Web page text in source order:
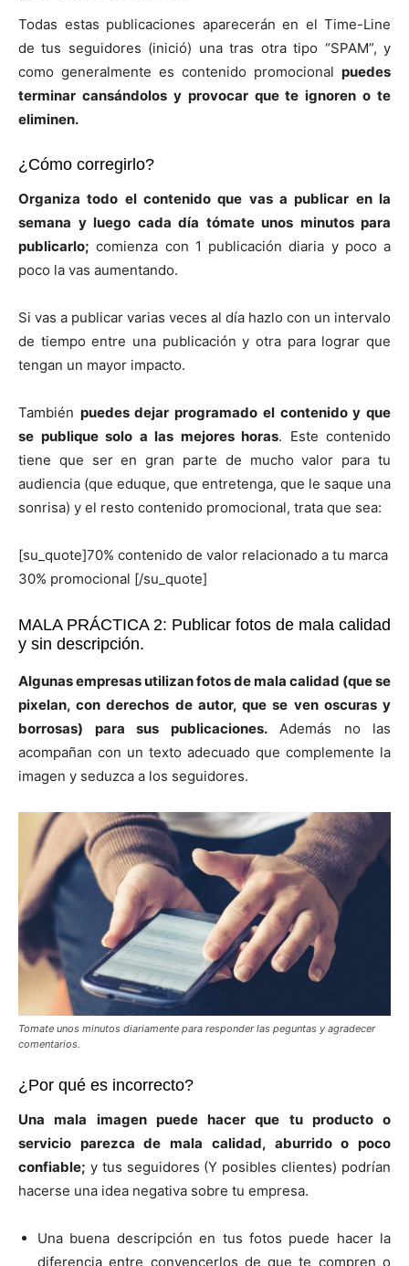
Todas estas publicaciones aparecerán en el Time-Line
de tus seguidores (inició) una tras otra tipo “SPAM”, y
como generalmente es contenido promocional puedes
terminar cansándolos y provocar que te ignoren o te
eliminen.
¿Cómo corregirlo?
Organiza todo el contenido que vas a publicar en la
semana y luego cada día tómate unos minutos para
publicarlo; comienza con 1 publicación diaria y poco a
poco la vas aumentando.
Si vas a publicar varias veces al día hazlo con un intervalo
de tiempo entre una publicación y otra para lograr que
tengan un mayor impacto.
También puedes dejar programado el contenido y que
se publique solo a las mejores horas. Este contenido
tiene que ser en gran parte de mucho valor para tu
audiencia (que eduque, que entretenga, que le saque una
sonrisa) y el resto contenido promocional, trata que sea:
[su_quote]70% contenido de valor relacionado a tu marca
30% promocional [/su_quote]
MALA PRÁCTICA 2: Publicar fotos de mala calidad
y sin descripción.
Algunas empresas utilizan fotos de mala calidad (que se
pixelan, con derechos de autor, que se ven oscuras y
borrosas) para sus publicaciones.Además no las
acompañan con un texto adecuado que complemente la
imagen y seduzca a los seguidores.
Tomate unos minutos diariamente para responder las peguntas y agradecer
comentarios.
¿Por qué es incorrecto?
Una mala imagen puede hacer que tu producto o
servicio parezca de mala calidad, aburrido o poco
confiable; y tus seguidores (Y posibles clientes) podrían
hacerse una idea negativa sobre tu empresa.
Una buena descripción en tus fotos puede hacer la
diferencia entre convencerlos de que te compren o